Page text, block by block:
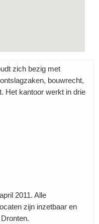
zich bezig met
bouwrecht,
Het kantoor werkt in drie
2011. Alle
zijn inzetbaar en